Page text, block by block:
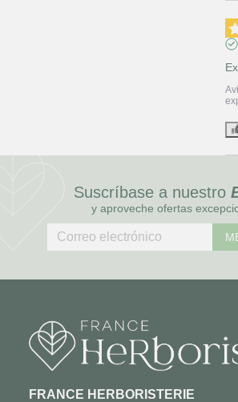
Suscríbase a nuestro
y aproveche ofertas
FRANCE HERBORISTERIE